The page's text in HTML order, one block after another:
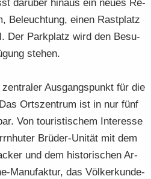
dar­über hin­aus ein neues Re­
Be­leuch­tung, einen Rast­platz
Der Park­platz wird den Be­su­
ste­hen.
Aus­gangs­punkt für die
Orts­zen­trum ist in nur fünf
Von tou­ris­ti­schem In­ter­es­se
Brüder-​Unität mit dem
und dem his­to­ri­schen Ar­
​Manufaktur, das Völ­ker­kun­de­